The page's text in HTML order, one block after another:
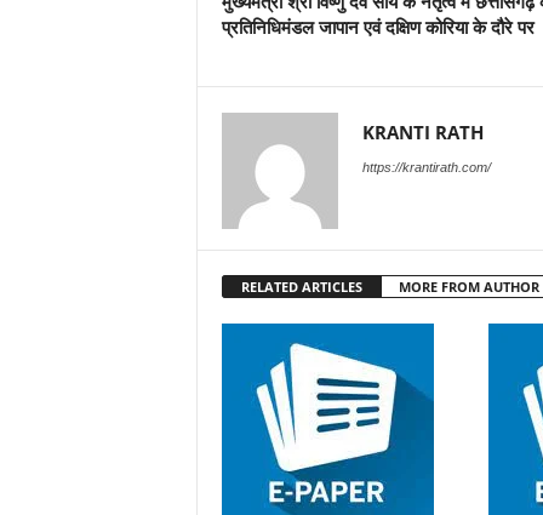
प्रतिनिधिमंडल जापान एवं दक्षिण कोरिया के दौरे पर
KRANTI RATH
https://krantirath.com/
RELATED ARTICLES MORE FROM AUTHOR